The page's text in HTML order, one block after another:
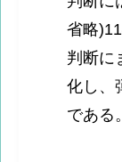
省略
判断に
化し、
である。